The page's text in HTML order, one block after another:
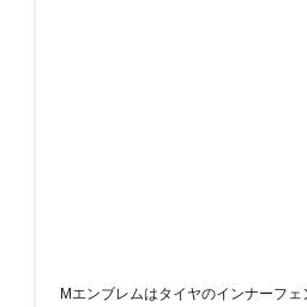
Mエンブレムはタイヤのインナーフェ